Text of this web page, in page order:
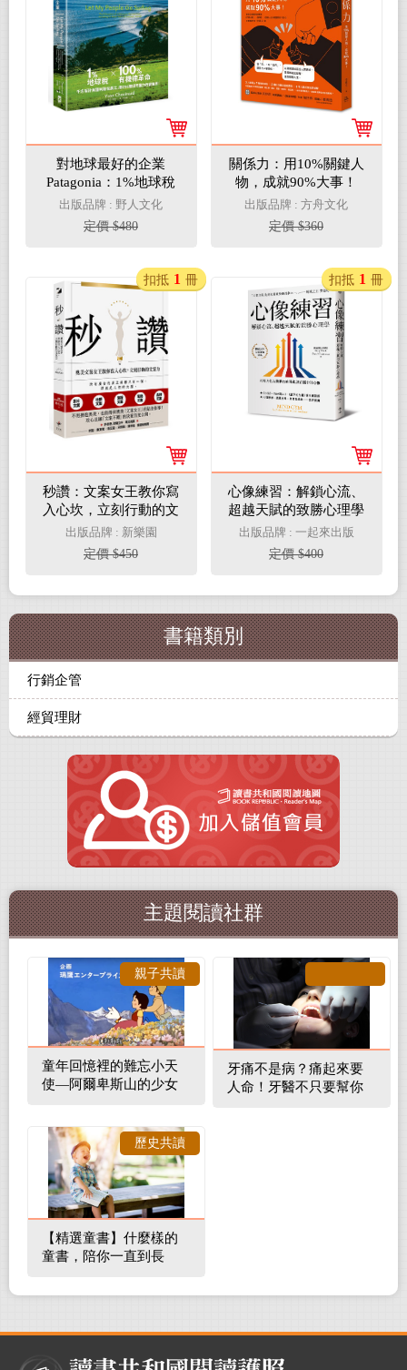
對地球最好的企業
Patagonia：1%地球稅
*100%有機棉革命、千
方百計用獲利取悅員
工、用環保商業力改變
出版品牌 : 野人文化
定價 $480
關係力：用10%關鍵人
物，成就90%大事！
出版品牌 : 方舟文化
定價 $360
秒讚：文案女王教你寫
入心坎，立刻行動的文
案力
出版品牌 : 新樂園
定價 $450
扣抵 1 冊
心像練習：解鎖心流、
超越天賦的致勝心理學
（二版）
出版品牌 : 一起來出版
定價 $400
扣抵 1 冊
書籍類別
行銷企管
經貿理財
主題閱讀社群
童年回憶裡的難忘小天
使—阿爾卑斯山的少女
親子共讀
牙痛不是病？痛起來要
人命！牙醫不只要幫你
【精選童書】什麼樣的
童書，陪你一直到長
歷史共讀